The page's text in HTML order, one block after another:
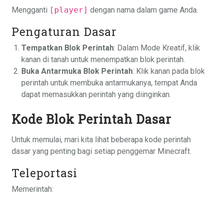
Mengganti [player] dengan nama dalam game Anda.
Pengaturan Dasar
Tempatkan Blok Perintah: Dalam Mode Kreatif, klik
kanan di tanah untuk menempatkan blok perintah.
Buka Antarmuka Blok Perintah: Klik kanan pada blok
perintah untuk membuka antarmukanya, tempat Anda
dapat memasukkan perintah yang diinginkan.
Kode Blok Perintah Dasar
Untuk memulai, mari kita lihat beberapa kode perintah
dasar yang penting bagi setiap penggemar Minecraft.
Teleportasi
Memerintah: